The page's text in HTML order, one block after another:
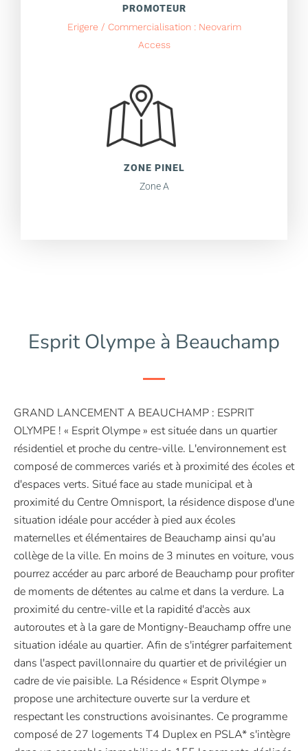
PROMOTEUR
Erigere / Commercialisation : Neovarim
Access
ZONE PINEL
Zone A
Esprit Olympe à Beauchamp
GRAND LANCEMENT A BEAUCHAMP : ESPRIT
OLYMPE ! « Esprit Olympe » est située dans un quartier
résidentiel et proche du centre-ville. L'environnement est
composé de commerces variés et à proximité des écoles et
d'espaces verts. Situé face au stade municipal et à
proximité du Centre Omnisport, la résidence dispose d'une
situation idéale pour accéder à pied aux écoles
maternelles et élémentaires de Beauchamp ainsi qu'au
collège de la ville. En moins de 3 minutes en voiture, vous
pourrez accéder au parc arboré de Beauchamp pour profiter
de moments de détentes au calme et dans la verdure. La
proximité du centre-ville et la rapidité d'accès aux
autoroutes et à la gare de Montigny-Beauchamp offre une
situation idéale au quartier. Afin de s'intégrer parfaitement
dans l'aspect pavillonnaire du quartier et de privilégier un
cadre de vie paisible. La Résidence « Esprit Olympe »
propose une architecture ouverte sur la verdure et
respectant les constructions avoisinantes. Ce programme
composé de 27 logements T4 Duplex en PSLA* s'intègre